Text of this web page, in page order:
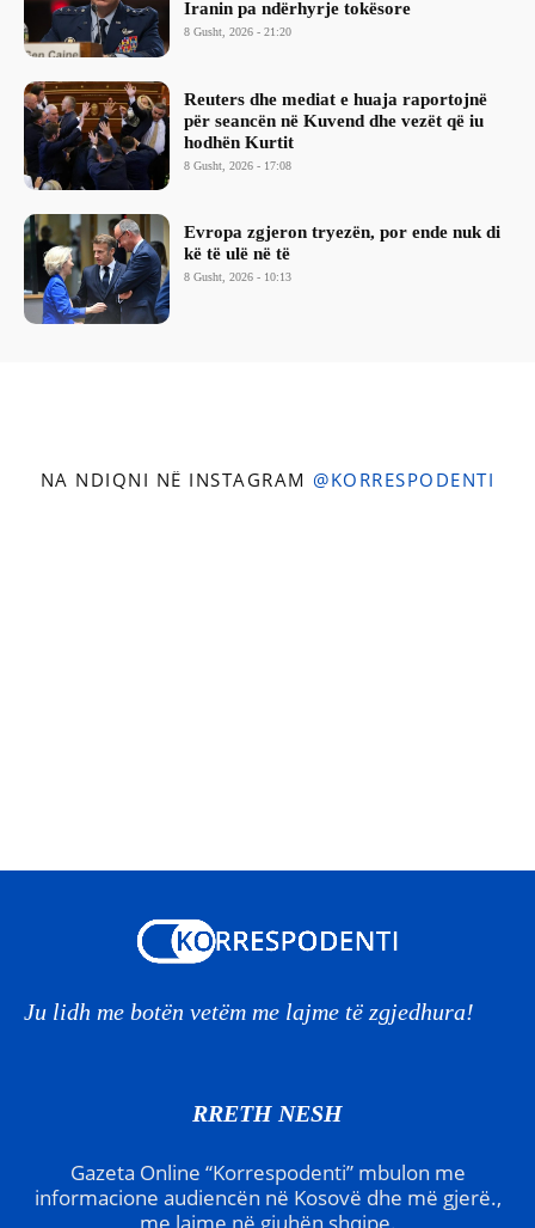
Iranin pa ndërhyrje tokësore
8 Gusht, 2026 - 21:20
Reuters dhe mediat e huaja raportojnë
për seancën në Kuvend dhe vezët që iu
hodhën Kurtit
8 Gusht, 2026 - 17:08
Evropa zgjeron tryezën, por ende nuk di
kë të ulë në të
8 Gusht, 2026 - 10:13
NA NDIQNI NË INSTAGRAM @KORRESPODENTI
Ju lidh me botën vetëm me lajme të zgjedhura!
RRETH NESH
Gazeta Online “Korrespodenti” mbulon me
informacione audiencën në Kosovë dhe më gjerë.,
me lajme në gjuhën shqipe.